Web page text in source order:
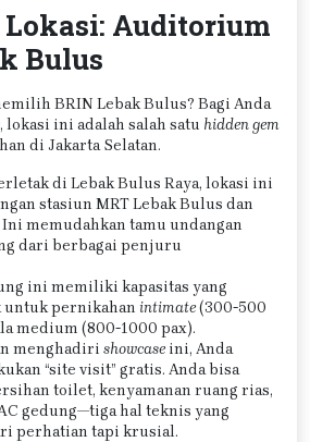
Lokasi: Auditorium
Bulus
BRIN Lebak Bulus? Bagi Anda
ini adalah salah satu hidden gem
di Jakarta Selatan.
di Lebak Bulus Raya, lokasi ini
stasiun MRT Lebak Bulus dan
Ini memudahkan tamu undangan
dari berbagai penjuru
ini memiliki kapasitas yang
untuk pernikahan intimate(300-500
medium (800-1000 pax).
menghadiri showcaseini, Anda
“site visit” gratis. Anda bisa
toilet, kenyamanan ruang rias,
gedung—tiga hal teknis yang
perhatian tapi krusial.